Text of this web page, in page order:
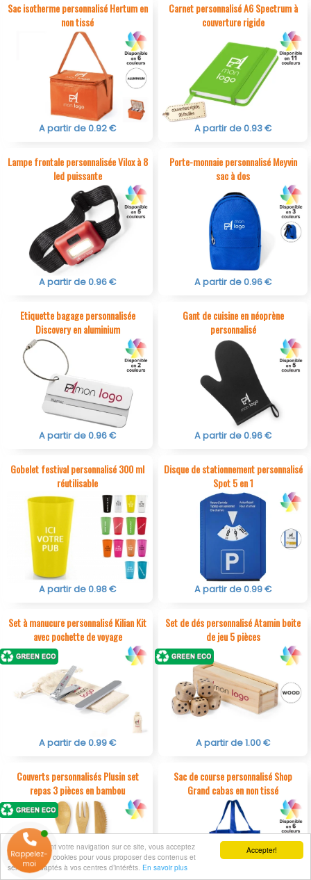
Accepter!
En poursuivant votre navigation sur ce site, vous acceptez
l’utilisation de cookies pour vous proposer des contenus et
services adaptés à vos centres d’intérêts. En savoir plus
Sac isotherme personnalisé Hertum en
non tissé
A partir de 0.92 €
Carnet personnalisé A6 Spectrum à
couverture rigide
A partir de 0.93 €
Lampe frontale personnalisée Vilox à 8
led puissante
A partir de 0.96 €
Porte-monnaie personnalisé Meyvin
sac à dos
A partir de 0.96 €
Etiquette bagage personnalisée
Discovery en aluminium
A partir de 0.96 €
Gant de cuisine en néoprène
personnalisé
A partir de 0.96 €
Gobelet festival personnalisé 300 ml
réutilisable
A partir de 0.98 €
Disque de stationnement personnalisé
Spot 5 en 1
A partir de 0.99 €
Set à manucure personnalisé Kilian Kit
avec pochette de voyage
A partir de 0.99 €
Set de dés personnalisé Atamin boite
de jeu 5 pièces
A partir de 1.00 €
Couverts personnalisés Plusin set
repas 3 pièces en bambou
Sac de course personnalisé Shop
Grand cabas en non tissé
Rappelez-
moi